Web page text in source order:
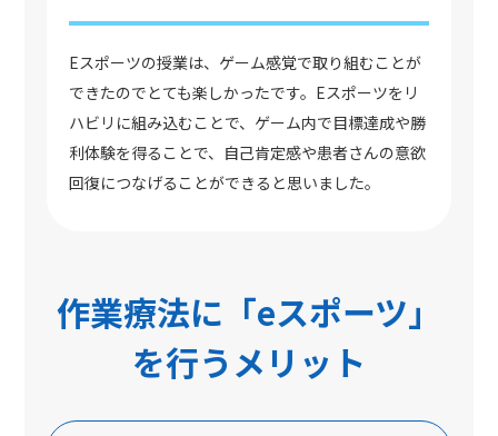
Eスポーツの授業は、ゲーム感覚で取り組むことが
できたのでとても楽しかったです。Eスポーツをリ
ハビリに組み込むことで、ゲーム内で目標達成や勝
利体験を得ることで、自己肯定感や患者さんの意欲
回復につなげることができると思いました。
作業療法に「eスポーツ」
を行うメリット